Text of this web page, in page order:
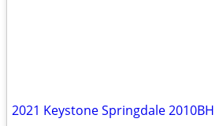
2021 Keystone Springdale 2010BH